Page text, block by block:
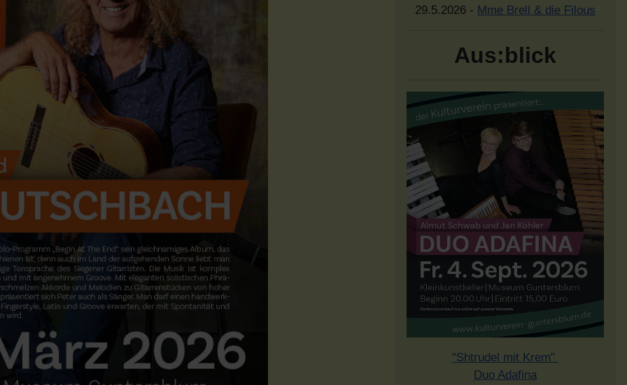
29.5.2026 - Mme Brell & die Filous
Aus:blick
"Shtrudel mit Krem"
Duo Adafina